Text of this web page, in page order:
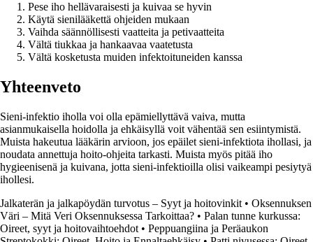
Pese iho hellävaraisesti ja kuivaa se hyvin
Käytä sienilääkettä ohjeiden mukaan
Vaihda säännöllisesti vaatteita ja petivaatteita
Vältä tiukkaa ja hankaavaa vaatetusta
Vältä kosketusta muiden infektoituneiden kanssa
Yhteenveto
Sieni-infektio iholla voi olla epämiellyttävä vaiva, mutta
asianmukaisella hoidolla ja ehkäisyllä voit vähentää sen esiintymistä.
Muista hakeutua lääkärin arvioon, jos epäilet sieni-infektiota ihollasi, ja
noudata annettuja hoito-ohjeita tarkasti. Muista myös pitää iho
hygieenisenä ja kuivana, jotta sieni-infektioilla olisi vaikeampi pesiytyä
ihollesi.
Jalkaterän ja jalkapöydän turvotus – Syyt ja hoitovinkit • Oksennuksen
Väri – Mitä Veri Oksennuksessa Tarkoittaa? • Palan tunne kurkussa:
Oireet, syyt ja hoitovaihtoehdot • Peppuangiina ja Peräaukon